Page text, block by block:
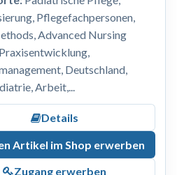
Pflegefachpersonen,
Advanced Nursing
Deutschland,
Arbeit,...
Details
Artikel im Shop erwerben
Zugang erwerben